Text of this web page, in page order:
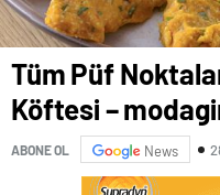
Tüm Püf
Köftesi –
ABONE OL News